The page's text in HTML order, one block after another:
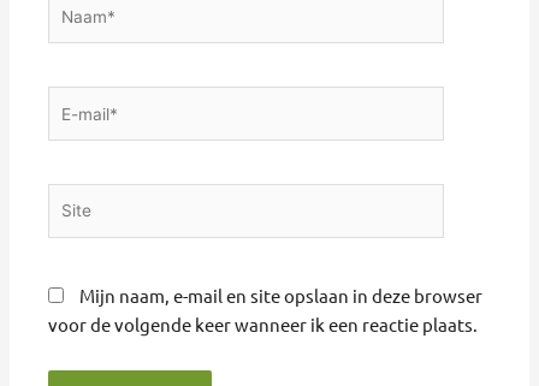
Mijn naam, e-mail en site opslaan in deze browser
voor de volgende keer wanneer ik een reactie plaats.